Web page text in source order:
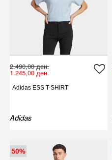
2.490,00 ден.
1.245,00 ден.
Adidas ESS T-SHIRT
Adidas
50%